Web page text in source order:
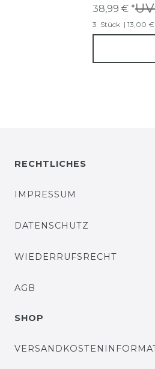
38,99 € *
3 Stück | 13,00
RECHTLICHES
IMPRESSUM
DATENSCHUTZ
WIEDERRUFSRECHT
AGB
SHOP